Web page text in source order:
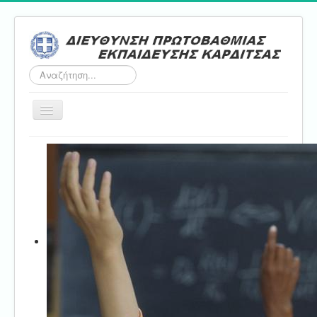
Αναζήτηση...
Εναλλαγή
Αρχική
Τμήμα Α'
Τμήμα Β'
Επικοινωνία